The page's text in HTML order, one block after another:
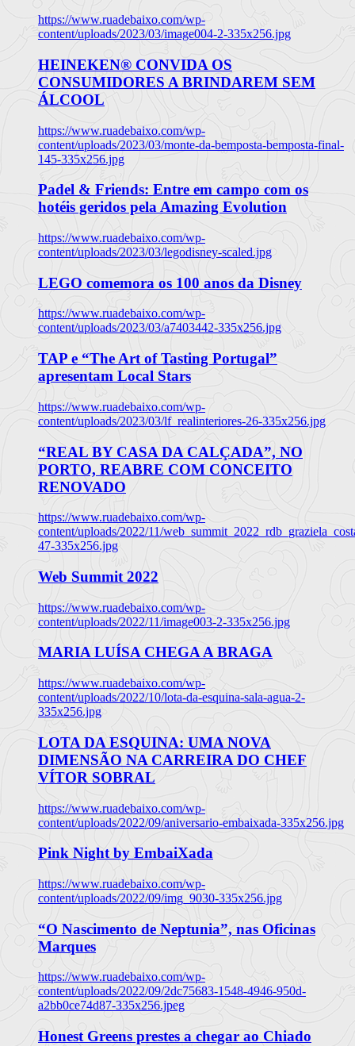
https://www.ruadebaixo.com/wp-
content/uploads/2023/03/image004-2-335x256.jpg
HEINEKEN® CONVIDA OS
CONSUMIDORES A BRINDAREM SEM
ÁLCOOL
https://www.ruadebaixo.com/wp-
content/uploads/2023/03/monte-da-bemposta-bemposta-final-
145-335x256.jpg
Padel & Friends: Entre em campo com os
hotéis geridos pela Amazing Evolution
https://www.ruadebaixo.com/wp-
content/uploads/2023/03/legodisney-scaled.jpg
LEGO comemora os 100 anos da Disney
https://www.ruadebaixo.com/wp-
content/uploads/2023/03/a7403442-335x256.jpg
TAP e “The Art of Tasting Portugal”
apresentam Local Stars
https://www.ruadebaixo.com/wp-
content/uploads/2023/03/lf_realinteriores-26-335x256.jpg
“REAL BY CASA DA CALÇADA”, NO
PORTO, REABRE COM CONCEITO
RENOVADO
https://www.ruadebaixo.com/wp-
content/uploads/2022/11/
47-335x256.jpg
Web Summit 2022
https://www.ruadebaixo.com/wp-
content/uploads/2022/11/image003-2-335x256.jpg
MARIA LUÍSA CHEGA A BRAGA
https://www.ruadebaixo.com/wp-
content/uploads/2022/10/lota-da-esquina-sala-agua-2-
335x256.jpg
LOTA DA ESQUINA: UMA NOVA
DIMENSÃO NA CARREIRA DO CHEF
VÍTOR SOBRAL
https://www.ruadebaixo.com/wp-
content/uploads/2022/09/aniversario-embaixada-335x256.jpg
Pink Night by EmbaiXada
https://www.ruadebaixo.com/wp-
content/uploads/2022/09/img_9030-335x256.jpg
“O Nascimento de Neptunia”, nas Oficinas
Marques
https://www.ruadebaixo.com/wp-
content/uploads/2022/09/2dc75683-1548-4946-950d-
a2bb0ce74d87-335x256.jpeg
Honest Greens prestes a chegar ao Chiado